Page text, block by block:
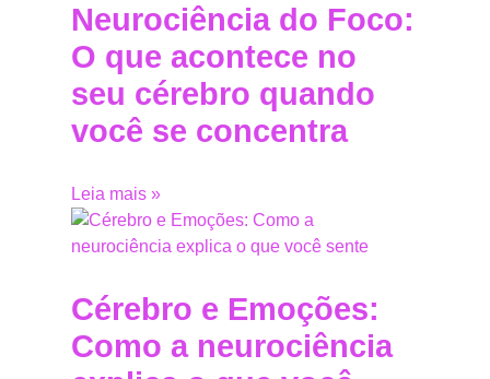
Neurociência do Foco:
O que acontece no
seu cérebro quando
você se concentra
Leia mais »
Cérebro e Emoções:
Como a neurociência